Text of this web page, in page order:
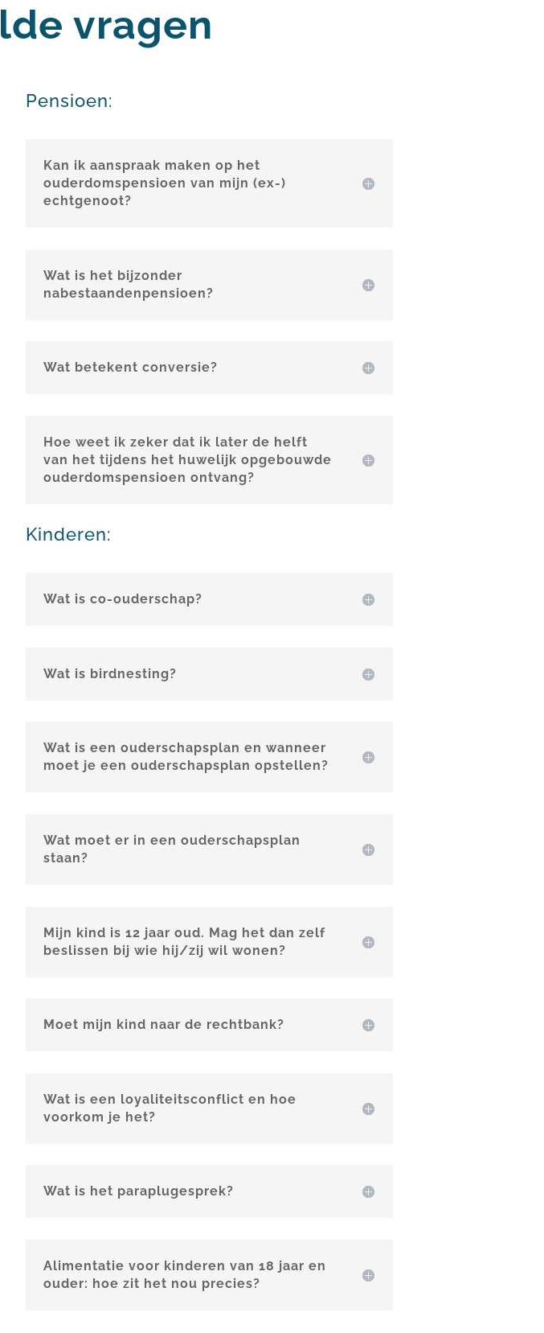
vragen
Pensioen:
Kan ik aanspraak maken op het
ouderdomspensioen van mijn (ex-)
echtgenoot?
Wat is het bijzonder
nabestaandenpensioen?
Wat betekent conversie?
Hoe weet ik zeker dat ik later de helft
van het tijdens het huwelijk opgebouwde
ouderdomspensioen ontvang?
Kinderen:
Wat is co-ouderschap?
Wat is birdnesting?
Wat is een ouderschapsplan en wanneer
moet je een ouderschapsplan opstellen?
Wat moet er in een ouderschapsplan
staan?
Mijn kind is 12 jaar oud. Mag het dan zelf
beslissen bij wie hij/zij wil wonen?
Moet mijn kind naar de rechtbank?
Wat is een loyaliteitsconflict en hoe
voorkom je het?
Wat is het paraplugesprek?
Alimentatie voor kinderen van 18 jaar en
ouder: hoe zit het nou precies?